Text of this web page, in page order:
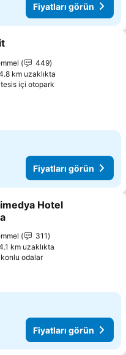
Fiyatları görün
ekle
449
km uzaklıkta
içi otopark
Fiyatları görün
ekle
Hotel
311
km uzaklıkta
odalar
Fiyatları görün